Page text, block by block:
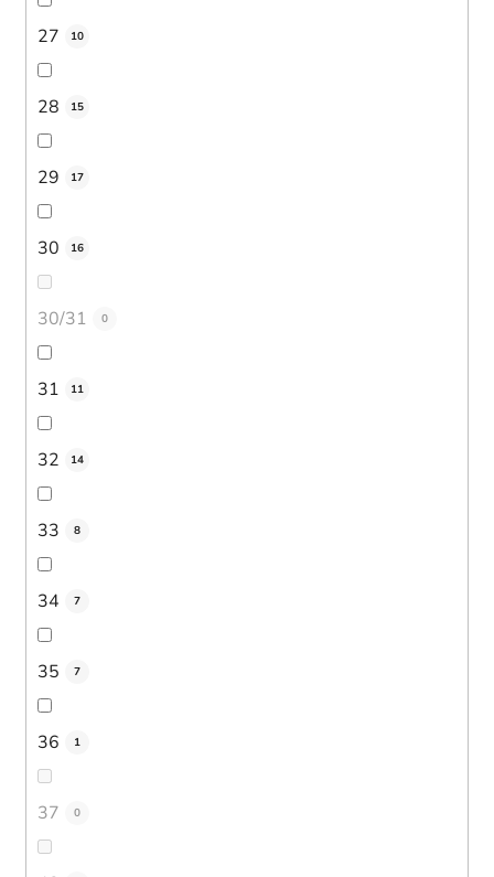
27 10
28 15
29 17
30 16
30/31 0
31 11
32 14
33 8
34 7
35 7
36 1
37 0